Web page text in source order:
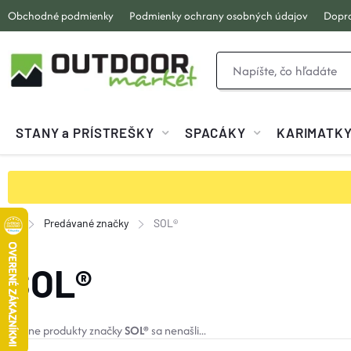
Prejsť
na
obsah
Obchodné podmienky Podmienky ochrany osobných údajov
STANY a PRÍSTREŠKY SPACÁKY KARIMATKY
Domov
Predávané značky SOL®
SOL®
Žiadne produkty značkySOL®sa nenašli...